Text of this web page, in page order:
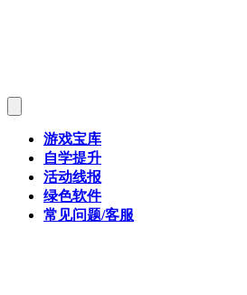
游戏宝库
自学提升
活动线报
绿色软件
常见问题/客服